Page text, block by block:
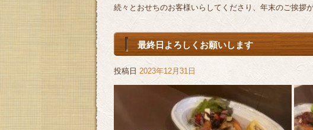
続々とおせちのお客様いらしてくださり、年末のご挨拶
最終日よろしくお願いします
投稿日 2023年12月31日